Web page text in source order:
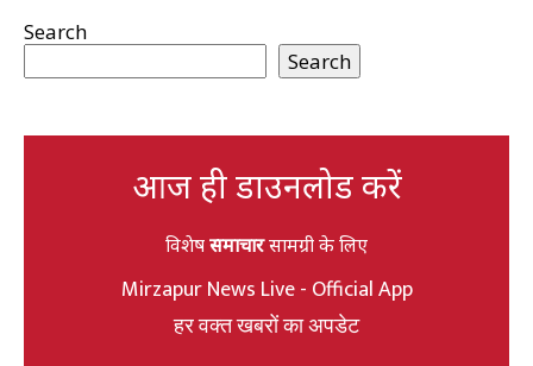
Search
Search
आज ही डाउनलोड करें
विशेषसमाचारसामग्री के लिए
Mirzapur News Live - Official App
हर वक्त खबरों का अपडेट